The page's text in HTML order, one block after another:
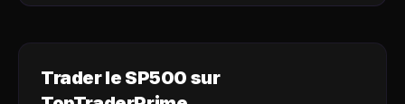
Trader le SP500 sur